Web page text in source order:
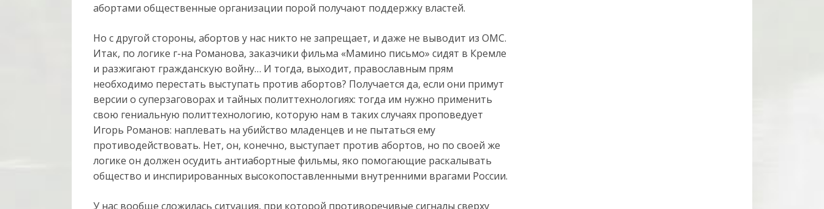
абортами общественные организации порой получают поддержку властей.
Но с другой стороны, абортов у нас никто не запрещает, и даже не выводит из ОМС.
Итак, по логике г-на Романова, заказчики фильма «Мамино письмо» сидят в Кремле
и разжигают гражданскую войну… И тогда, выходит, православным прям
необходимо перестать выступать против абортов? Получается да, если они примут
версии о суперзаговорах и тайных политтехнологиях: тогда им нужно применить
свою гениальную политтехнологию, которую нам в таких случаях проповедует
Игорь Романов: наплевать на убийство младенцев и не пытаться ему
противодействовать. Нет, он, конечно, выступает против абортов, но по своей же
логике он должен осудить антиабортные фильмы, яко помогающие раскалывать
общество и инспирированных высокопоставленными внутренними врагами России.
У нас вообще сложилась ситуация, при которой противоречивые сигналы сверху